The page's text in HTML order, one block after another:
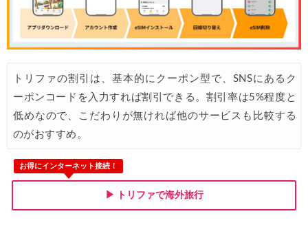
06/19 HIS) 海外航空券 2,000円OFFクーポン
06/18 HIS) ドイツツアー(添乗員同行) 最大15,000円OFFクーポン
06/17 JAL) 海外航空券+ホテル 最大40,000円OFFクーポン
楽天トラベル) 海外ツアー(スーパーセール) 最大50,000円OFFクー
06/15 Trip.com) ロサンゼルス旅行 最大50%OFFセール
06/15 Agoda) 夏旅行ホテル 最大20%OFFセール
トリファの割引は、基本的にクーポン型で、SNSにあるク
ーポンコードを入力すれば割引できる。割引率は5%程度と
低めなので、こだわりが無ければ他のサービスも比較する
のがおすすめ。
お得にインターネット接続！
▶ トリファで海外旅行